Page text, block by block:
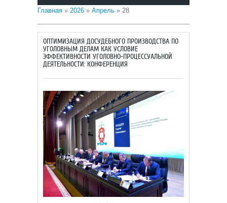
Главная » 2026 » Апрель » 28
ОПТИМИЗАЦИЯ ДОСУДЕБНОГО ПРОИЗВОДСТВА ПО
УГОЛОВНЫМ ДЕЛАМ КАК УСЛОВИЕ
ЭФФЕКТИВНОСТИ УГОЛОВНО-ПРОЦЕССУАЛЬНОЙ
ДЕЯТЕЛЬНОСТИ: КОНФЕРЕНЦИЯ